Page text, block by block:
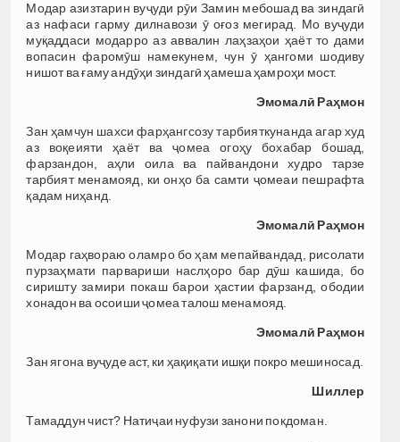
Модар азизтарин вуҷуди рӯи Замин мебошад ва зиндагӣ
аз нафаси гарму дилнавози ӯ оғоз мегирад. Мо вуҷуди
муқаддаси модарро аз аввалин лаҳзаҳои ҳаёт то дами
вопасин фаромӯш намекунем, чун ӯ ҳангоми шодиву
нишот ва ғаму андӯҳи зиндагӣ ҳамеша ҳамроҳи мост.
Эмомалӣ Раҳмон
Зан ҳамчун шахси фарҳангсозу тарбияткунанда агар худ
аз воқеияти ҳаёт ва ҷомеа огоҳу бохабар бошад,
фарзандон, аҳли оила ва пайвандони худро тарзе
тарбият менамояд, ки онҳо ба самти ҷомеаи пешрафта
қадам ниҳанд.
Эмомалӣ Раҳмон
Модар гаҳвораю оламро бо ҳам мепайвандад, рисолати
пурзаҳмати парвариши наслҳоро бар дӯш кашида, бо
сиришту замири покаш барои ҳастии фарзанд, ободии
хонадон ва осоиши ҷомеа талош менамояд.
Эмомалӣ Раҳмон
Зан ягона вуҷуде аст, ки ҳақиқати ишқи покро мешиносад.
Шиллер
Тамаддун чист? Натиҷаи нуфузи занони покдоман.